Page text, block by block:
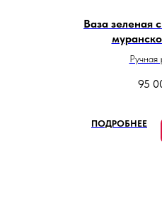
Ваза зеленая
Ручная
Сделано
95
ПОДРОБНЕЕ